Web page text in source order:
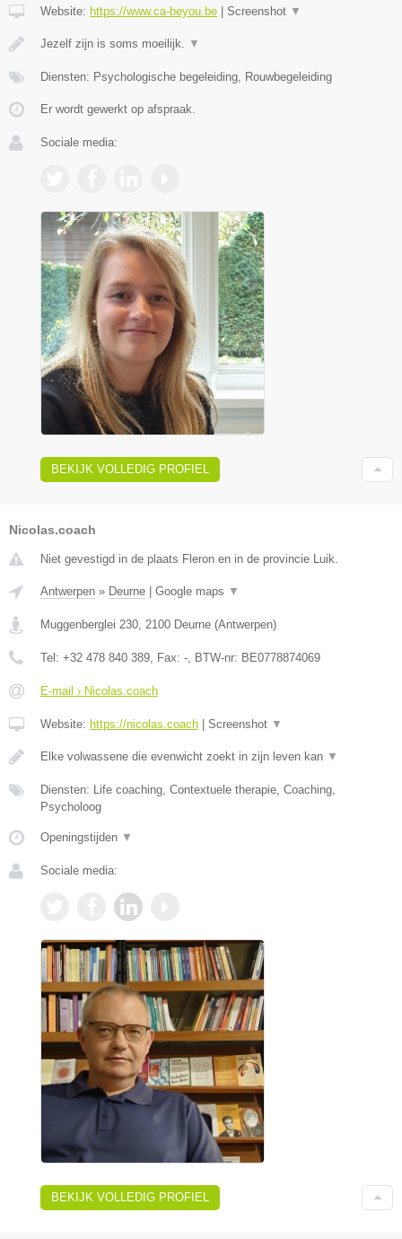
Website: https://www.ca-beyou.be Screenshot ▼
Jezelf zijn is soms moeilijk. ▼
Diensten: Psychologische begeleiding, Rouwbegeleiding
Er wordt gewerkt op afspraak.
Sociale media:
BEKIJK VOLLEDIG PROFIEL
Nicolas.coach
Niet gevestigd in de plaats Fleron en in de provincie Luik.
Antwerpen » Deurne Google maps ▼
Muggenberglei 230, 2100 Deurne (Antwerpen)
Tel: +32 478 840 389, Fax: -, BTW-nr: BE0778874069
E-mail › Nicolas.coach
Website: https://nicolas.coach Screenshot ▼
Elke volwassene die evenwicht zoekt in zijn leven kan ▼
Diensten: Life coaching, Contextuele therapie, Coaching,
Psycholoog
Openingstijden ▼
Sociale media:
BEKIJK VOLLEDIG PROFIEL